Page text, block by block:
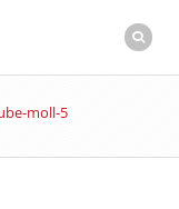
moll-5